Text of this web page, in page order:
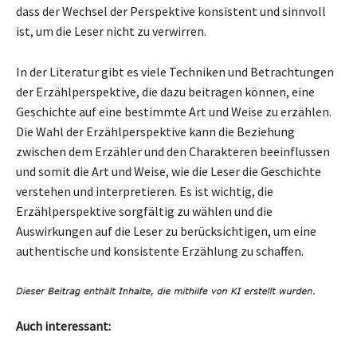
dass der Wechsel der Perspektive konsistent und sinnvoll
ist, um die Leser nicht zu verwirren.
In der Literatur gibt es viele Techniken und Betrachtungen
der Erzählperspektive, die dazu beitragen können, eine
Geschichte auf eine bestimmte Art und Weise zu erzählen.
Die Wahl der Erzählperspektive kann die Beziehung
zwischen dem Erzähler und den Charakteren beeinflussen
und somit die Art und Weise, wie die Leser die Geschichte
verstehen und interpretieren. Es ist wichtig, die
Erzählperspektive sorgfältig zu wählen und die
Auswirkungen auf die Leser zu berücksichtigen, um eine
authentische und konsistente Erzählung zu schaffen.
Auch interessant: